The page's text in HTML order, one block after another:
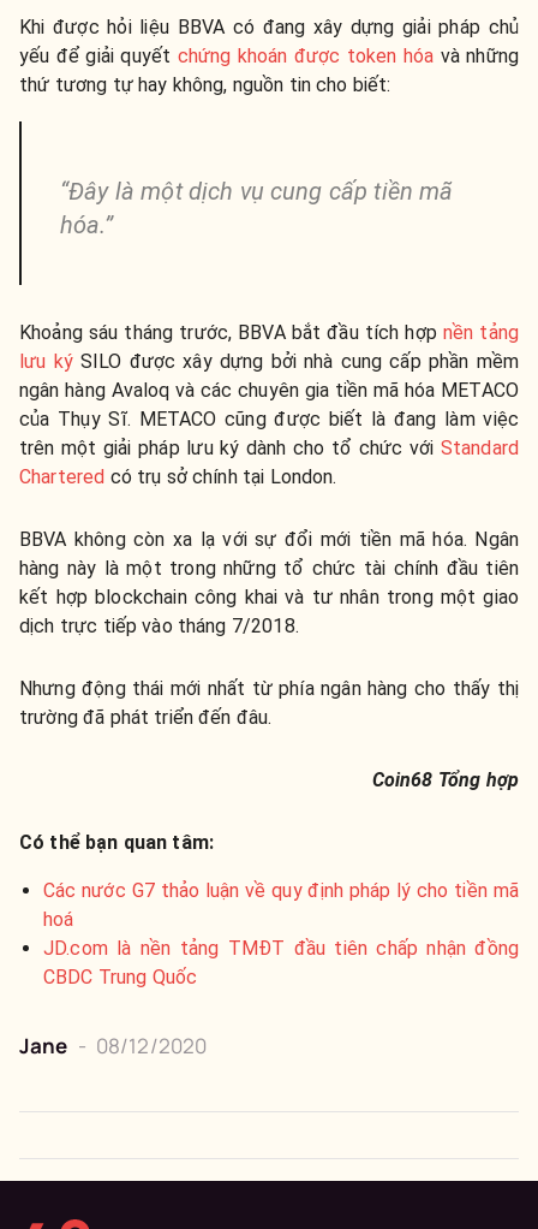
Khi được hỏi liệu BBVA có đang xây dựng giải pháp chủ
yếu để giải quyết chứng khoán được token hóa và những
thứ tương tự hay không, nguồn tin cho biết:
“Đây là một dịch vụ cung cấp tiền mã
hóa.”
Khoảng sáu tháng trước, BBVA bắt đầu tích hợp nền tảng
lưu kýSILO được xây dựng bởi nhà cung cấp phần mềm
ngân hàng Avaloq và các chuyên gia tiền mã hóa METACO
của Thụy Sĩ. METACO cũng được biết là đang làm việc
trên một giải pháp lưu ký dành cho tổ chức với Standard
Chartered có trụ sở chính tại London.
BBVA không còn xa lạ với sự đổi mới tiền mã hóa. Ngân
hàng này là một trong những tổ chức tài chính đầu tiên
kết hợp blockchain công khai và tư nhân trong một giao
dịch trực tiếp vào tháng 7/2018.
Nhưng động thái mới nhất từ phía ngân hàng cho thấy thị
trường đã phát triển đến đâu.
Coin68 Tổng hợp
Có thể bạn quan tâm:
Các nước G7 thảo luận về quy định pháp lý cho tiền mã
hoá
JD.com là nền tảng TMĐT đầu tiên chấp nhận đồng
CBDC Trung Quốc
Jane - 08/12/2020